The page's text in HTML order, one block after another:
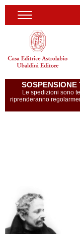
SOSPENSIONE
Le spedizioni sono
riprenderanno